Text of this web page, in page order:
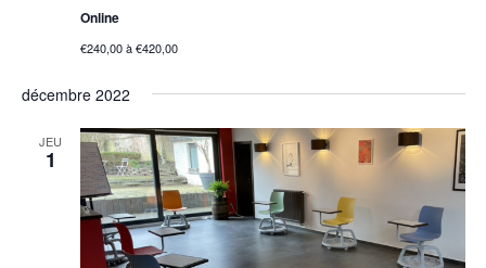
Online
€240,00 à €420,00
décembre 2022
JEU
1